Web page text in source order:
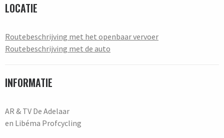
LOCATIE
Routebeschrijving met het openbaar vervoer
Routebeschrijving met de auto
INFORMATIE
AR & TV De Adelaar
en Libéma Profcycling